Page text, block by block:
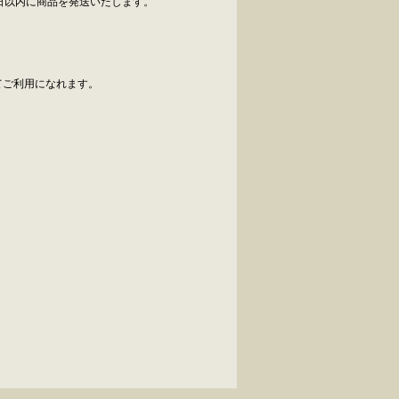
利用になれます。